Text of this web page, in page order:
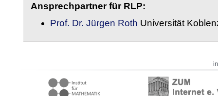
Ansprechpartner für RLP:
Prof. Dr. Jürgen Roth Universität